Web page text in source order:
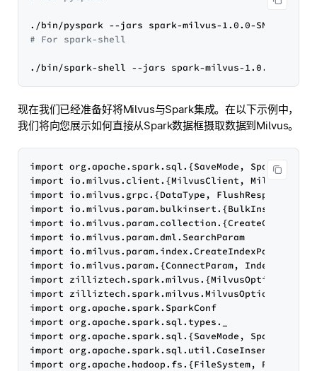
# For spark-shell
现在我们已经准备好将Milvus与Spark集成。在以下示例中，
我们将向您展示如何直接从Spark数据框摄取数据到Milvus。
import org.apache.spark.sql.{SaveMode,
import io.milvus.client.{MilvusClient,
import io.milvus.grpc.{DataType, FlushResponse,
import
import
import io.milvus.param.dml.SearchParam
import io.milvus.param.index.CreateIndexParam
import io.milvus.param.{ConnectParam, IndexType,
import zilliztech.spark.milvus.{MilvusOptions,
import zilliztech.spark.milvus.MilvusOptions._
import org.apache.spark.SparkConf
import org.apache.spark.sql.types._
import org.apache.spark.sql.{SaveMode,
import
import org.apache.hadoop.fs.{FileSystem, Path}